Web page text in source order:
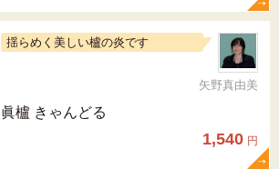
揺らめく美しい櫨の炎です
矢野真由美
眞櫨 きゃんどる
1,540 円